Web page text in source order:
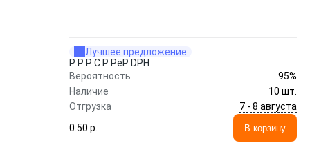
Лучшее предложение
Р Р Р С Р РёР DPH
Вероятность
95%
Наличие
10 шт.
Отгрузка
7 - 8 августа
0.50 p.
В корзину